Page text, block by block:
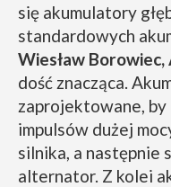
się akumulatory
standardowych
Wiesław Borowiec,
dość znacząca.
zaprojektowane,
impulsów dużej
silnika, a następnie
alternator. Z kolei